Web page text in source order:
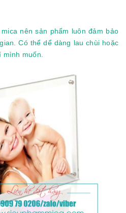
nên sản phẩm luôn đảm bảo
Có thể dể dàng lau chùi hoặc
muốn.